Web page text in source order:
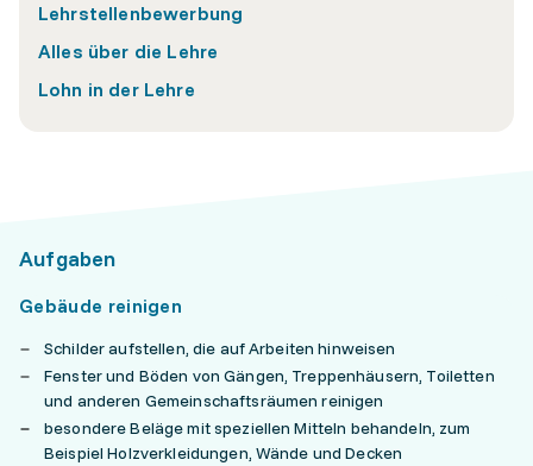
Lehrstellenbewerbung
Alles über die Lehre
Lohn in der Lehre
Aufgaben
Gebäude reinigen
Schilder aufstellen, die auf Arbeiten hinweisen
Fenster und Böden von Gängen, Treppenhäusern, Toiletten
und anderen Gemeinschaftsräumen reinigen
besondere Beläge mit speziellen Mitteln behandeln, zum
Beispiel Holzverkleidungen, Wände und Decken